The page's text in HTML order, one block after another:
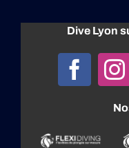
Dive Lyon